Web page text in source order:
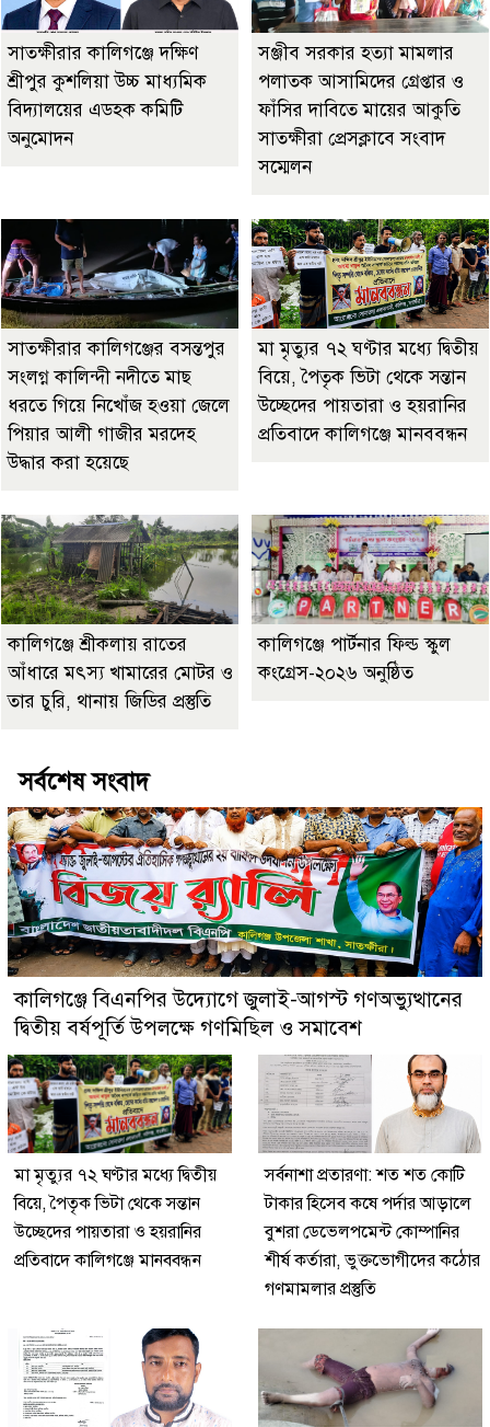
সাতক্ষীরার কালিগঞ্জে দক্ষিণ
শ্রীপুর কুশলিয়া উচ্চ মাধ্যমিক
বিদ্যালয়ের এডহক কমিটি
অনুমোদন
‎সঞ্জীব সরকার হত্যা মামলার
পলাতক আসামিদের গ্রেপ্তার ও
ফাঁসির দাবিতে মায়ের আকুতি
সাতক্ষীরা প্রেসক্লাবে সংবাদ
সম্মেলন
সাতক্ষীরার কালিগঞ্জের বসন্তপুর
সংলগ্ন কালিন্দী নদীতে মাছ
ধরতে গিয়ে নিখোঁজ হওয়া জেলে
পিয়ার আলী গাজীর মরদেহ
উদ্ধার করা হয়েছে
মা মৃত্যুর ৭২ ঘণ্টার মধ্যে দ্বিতীয়
বিয়ে, পৈতৃক ভিটা থেকে সন্তান
উচ্ছেদের পায়তারা ও হয়রানির
প্রতিবাদে কালিগঞ্জে মানববন্ধন
কালিগঞ্জে শ্রীকলায় রাতের
আঁধারে মৎস্য খামারের মোটর ও
তার চুরি, থানায় জিডির প্রস্তুতি
কালিগঞ্জে পার্টনার ফিল্ড স্কুল
কংগ্রেস-২০২৬ অনুষ্ঠিত
সর্বশেষ সংবাদ
কালিগঞ্জে বিএনপির উদ্যোগে জুলাই-আগস্ট গণঅভ্যুত্থানের
দ্বিতীয় বর্ষপূর্তি উপলক্ষে গণমিছিল ও সমাবেশ
মা মৃত্যুর ৭২ ঘণ্টার মধ্যে দ্বিতীয়
বিয়ে, পৈতৃক ভিটা থেকে সন্তান
উচ্ছেদের পায়তারা ও হয়রানির
প্রতিবাদে কালিগঞ্জে মানববন্ধন
সর্বনাশা প্রতারণা: শত শত কোটি
টাকার হিসেব কষে পর্দার আড়ালে
বুশরা ডেভেলপমেন্ট কোম্পানির
শীর্ষ কর্তারা, ভুক্তভোগীদের কঠোর
গণমামলার প্রস্তুতি